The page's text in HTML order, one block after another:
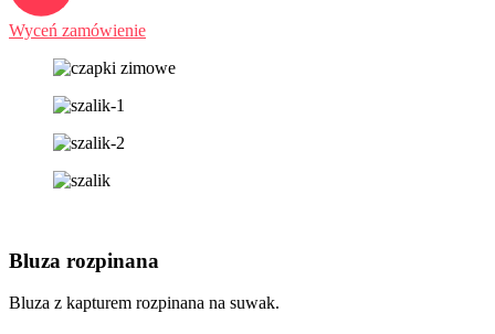
Wyceń zamówienie
Bluza rozpinana
Bluza z kapturem rozpinana na suwak.